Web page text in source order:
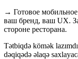
→ Готовое
ваш бренд, ваш UX.
стороне ресторана.
Tətbiqdə kömək
dəqiqədə əlaqə